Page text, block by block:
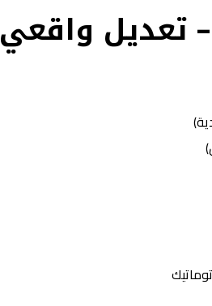
– تعديل واقعي